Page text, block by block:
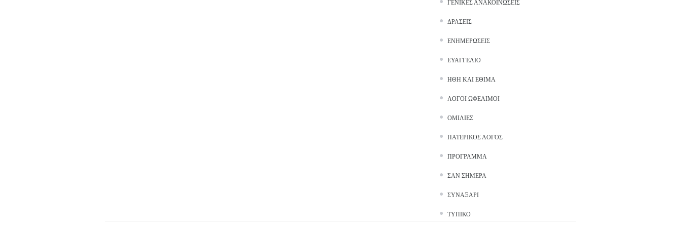
ΓΕΝΙΚΈΣ ΑΝΑΚΟΙΝΏΣΕΙΣ
ΔΡΆΣΕΙΣ
ΕΝΗΜΕΡΏΣΕΙΣ
ΕΥΑΓΓΈΛΙΟ
ΉΘΗ ΚΑΙ ΈΘΙΜΑ
ΛΌΓΟΙ ΩΦΈΛΙΜΟΙ
ΟΜΙΛΊΕΣ
ΠΑΤΕΡΙΚΌΣ ΛΌΓΟΣ
ΠΡΌΓΡΑΜΜΑ
ΣΑΝ ΣΉΜΕΡΑ
ΣΥΝΑΞΆΡΙ
ΤΥΠΙΚΌ